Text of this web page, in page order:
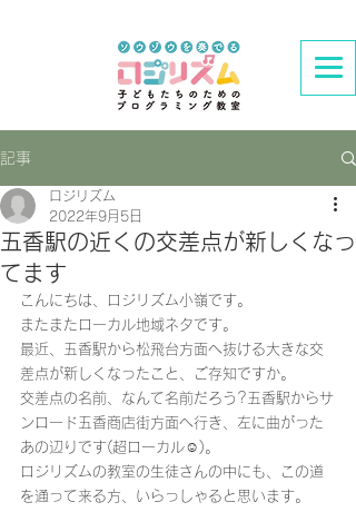
記事
五香駅の近くの交差点が新しくなっ
てます
ロジリズム
2022年9月5日
こんにちは、ロジリズム小嶺です。
またまたローカル地域ネタです。
最近、五香駅から松飛台方面へ抜ける大きな交
差点が新しくなったこと、ご存知ですか。
交差点の名前、なんて名前だろう?五香駅からサ
ンロード五香商店街方面へ行き、左に曲がった
あの辺りです(超ローカル☺️)。
ロジリズムの教室の生徒さんの中にも、この道
を通って来る方、いらっしゃると思います。